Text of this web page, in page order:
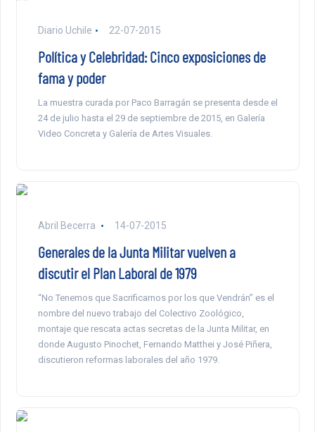
Diario Uchile 22-07-2015
Política y Celebridad: Cinco exposiciones de
fama y poder
La muestra curada por Paco Barragán se presenta desde el
24 de julio hasta el 29 de septiembre de 2015, en Galería
Video Concreta y Galería de Artes Visuales.
Abril Becerra 14-07-2015
Generales de la Junta Militar vuelven a
discutir el Plan Laboral de 1979
“No Tenemos que Sacrificarnos por los que Vendrán” es el
nombre del nuevo trabajo del Colectivo Zoológico,
montaje que rescata actas secretas de la Junta Militar, en
donde Augusto Pinochet, Fernando Matthei y José Piñera,
discutieron reformas laborales del año 1979.